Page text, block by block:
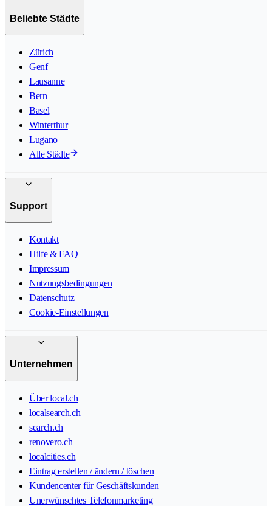
Beliebte Städte
Zürich
Genf
Lausanne
Bern
Basel
Winterthur
Lugano
Alle Städte
Support
Kontakt
Hilfe & FAQ
Impressum
Nutzungsbedingungen
Datenschutz
Cookie-Einstellungen
Unternehmen
Über local.ch
localsearch.ch
search.ch
renovero.ch
localcities.ch
Eintrag erstellen / ändern / löschen
Kundencenter für Geschäftskunden
Unerwünschtes Telefonmarketing